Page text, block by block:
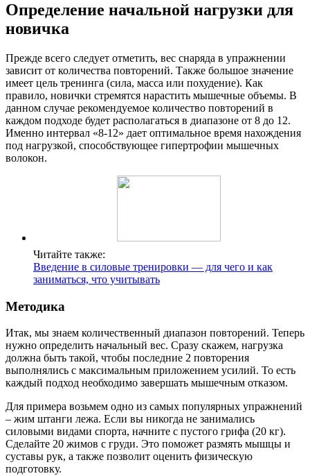
Определение начальной нагрузки для
новичка
Прежде всего следует отметить, вес снаряда в упражнении
зависит от количества повторений. Также большое значение
имеет цель тренинга (сила, масса или похудение). Как
правило, новички стремятся нарастить мышечные объемы. В
данном случае рекомендуемое количество повторений в
каждом подходе будет располагаться в диапазоне от 8 до 12.
Именно интервал «8-12» дает оптимальное время нахождения
под нагрузкой, способствующее гипертрофии мышечных
волокон.
Читайте также:
Введение в силовые тренировки — для чего и как
заниматься, что учитывать
Методика
Итак, мы знаем количественный диапазон повторений. Теперь
нужно определить начальный вес. Сразу скажем, нагрузка
должна быть такой, чтобы последние 2 повторения
выполнялись с максимальным приложением усилий. То есть
каждый подход необходимо завершать мышечным отказом.
Для примера возьмем одно из самых популярных упражнений
– жим штанги лежа. Если вы никогда не занимались
силовыми видами спорта, начните с пустого грифа (20 кг).
Сделайте 20 жимов с груди. Это поможет размять мышцы и
суставы рук, а также позволит оценить физическую
подготовку.